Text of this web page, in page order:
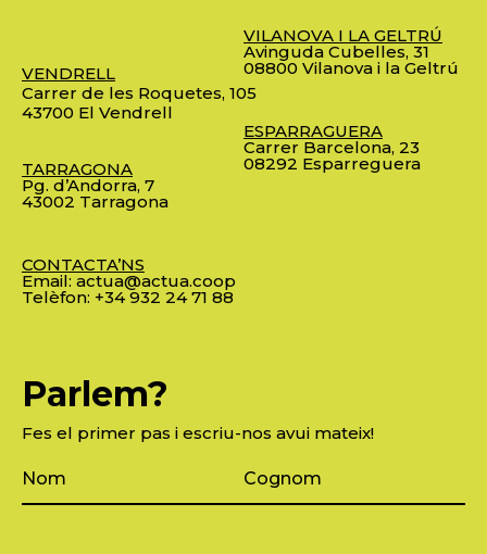
VENDRELL
Carrer de les Roquetes, 105
43700 El Vendrell
TARRAGONA
Pg. d’Andorra, 7
43002 Tarragona
CONTACTA’NS
Email: actua@actua.coop
Telèfon: +34 932 24 71 88
VILANOVA I LA GELTRÚ
Avinguda Cubelles, 31
08800 Vilanova i la Geltrú
ESPARRAGUERA
Carrer Barcelona, 23
08292 Esparreguera
Parlem?
Fes el primer pas i escriu-nos avui mateix!